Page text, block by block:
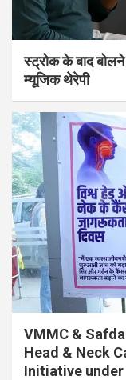
स्ट्रोक के बाद बोलने
म्यूजिक थेरेपी
VMMC &
Head & Neck
Initiative